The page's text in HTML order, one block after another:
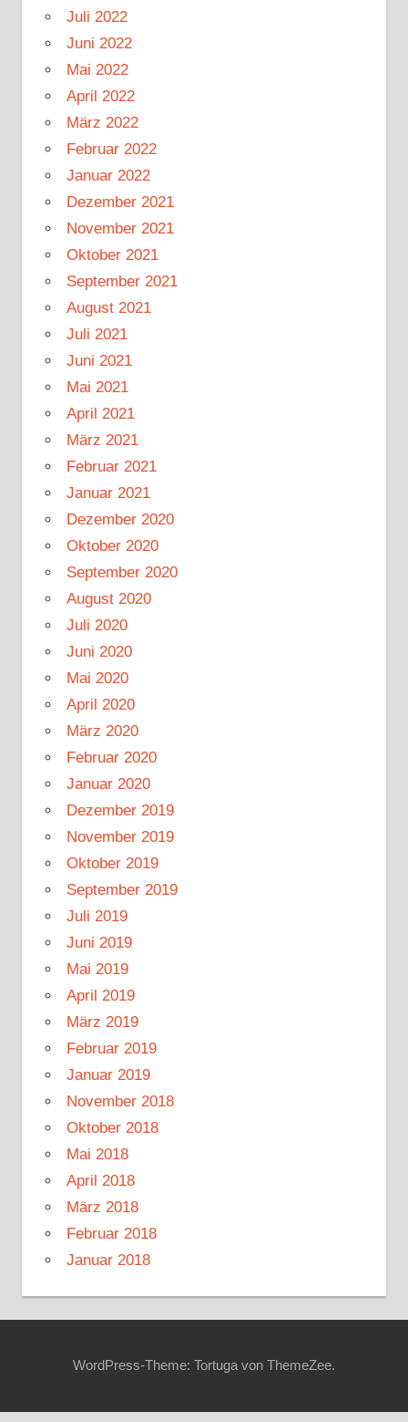
Juli 2022
Juni 2022
Mai 2022
April 2022
März 2022
Februar 2022
Januar 2022
Dezember 2021
November 2021
Oktober 2021
September 2021
August 2021
Juli 2021
Juni 2021
Mai 2021
April 2021
März 2021
Februar 2021
Januar 2021
Dezember 2020
Oktober 2020
September 2020
August 2020
Juli 2020
Juni 2020
Mai 2020
April 2020
März 2020
Februar 2020
Januar 2020
Dezember 2019
November 2019
Oktober 2019
September 2019
Juli 2019
Juni 2019
Mai 2019
April 2019
März 2019
Februar 2019
Januar 2019
November 2018
Oktober 2018
Mai 2018
April 2018
März 2018
Februar 2018
Januar 2018
WordPress-Theme: Tortuga von ThemeZee.